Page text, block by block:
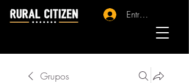
Entrar - Registro
Grupos